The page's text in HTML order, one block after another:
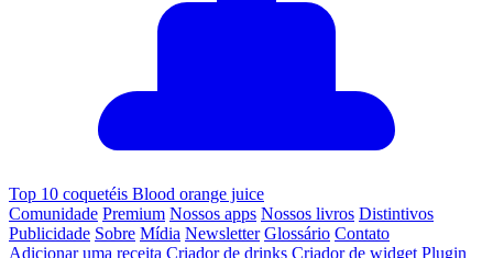
Top 10 coquetéis Blood orange juice
Comunidade Premium Nossos apps Nossos livros Distintivos
Publicidade Sobre Mídia Newsletter Glossário Contato
Adicionar uma receita Criador de drinks Criador de widget Plugin